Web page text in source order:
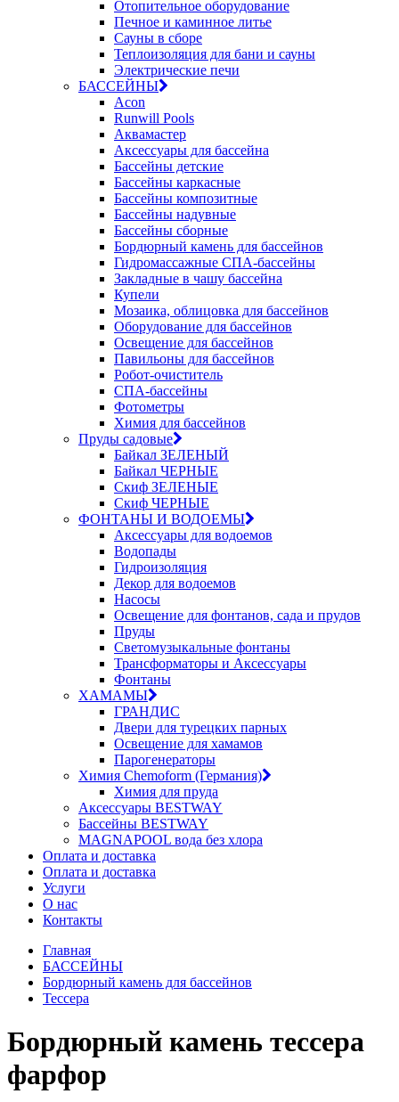
Отопительное оборудование
Печное и каминное литье
Сауны в сборе
Теплоизоляция для бани и сауны
Электрические печи
БАССЕЙНЫ
Acon
Runwill Pools
Аквамастер
Аксессуары для бассейна
Бассейны детские
Бассейны каркасные
Бассейны композитные
Бассейны надувные
Бассейны сборные
Бордюрный камень для бассейнов
Гидромассажные СПА-бассейны
Закладные в чашу бассейна
Купели
Мозаика, облицовка для бассейнов
Оборудование для бассейнов
Освещение для бассейнов
Павильоны для бассейнов
Робот-очиститель
СПА-бассейны
Фотометры
Химия для бассейнов
Пруды садовые
Байкал ЗЕЛЕНЫЙ
Байкал ЧЕРНЫЕ
Скиф ЗЕЛЕНЫЕ
Скиф ЧЕРНЫЕ
ФОНТАНЫ И ВОДОЕМЫ
Аксессуары для водоемов
Водопады
Гидроизоляция
Декор для водоемов
Насосы
Освещение для фонтанов, сада и прудов
Пруды
Светомузыкальные фонтаны
Трансформаторы и Аксессуары
Фонтаны
ХАМАМЫ
ГРАНДИС
Двери для турецких парных
Освещение для хамамов
Парогенераторы
Химия Chemoform (Германия)
Химия для пруда
Аксессуары BESTWAY
Бассейны BESTWAY
MAGNAPOOL вода без хлора
Оплата и доставка
Оплата и доставка
Услуги
О нас
Контакты
Главная
БАССЕЙНЫ
Бордюрный камень для бассейнов
Тессера
Бордюрный камень тессера
фарфор